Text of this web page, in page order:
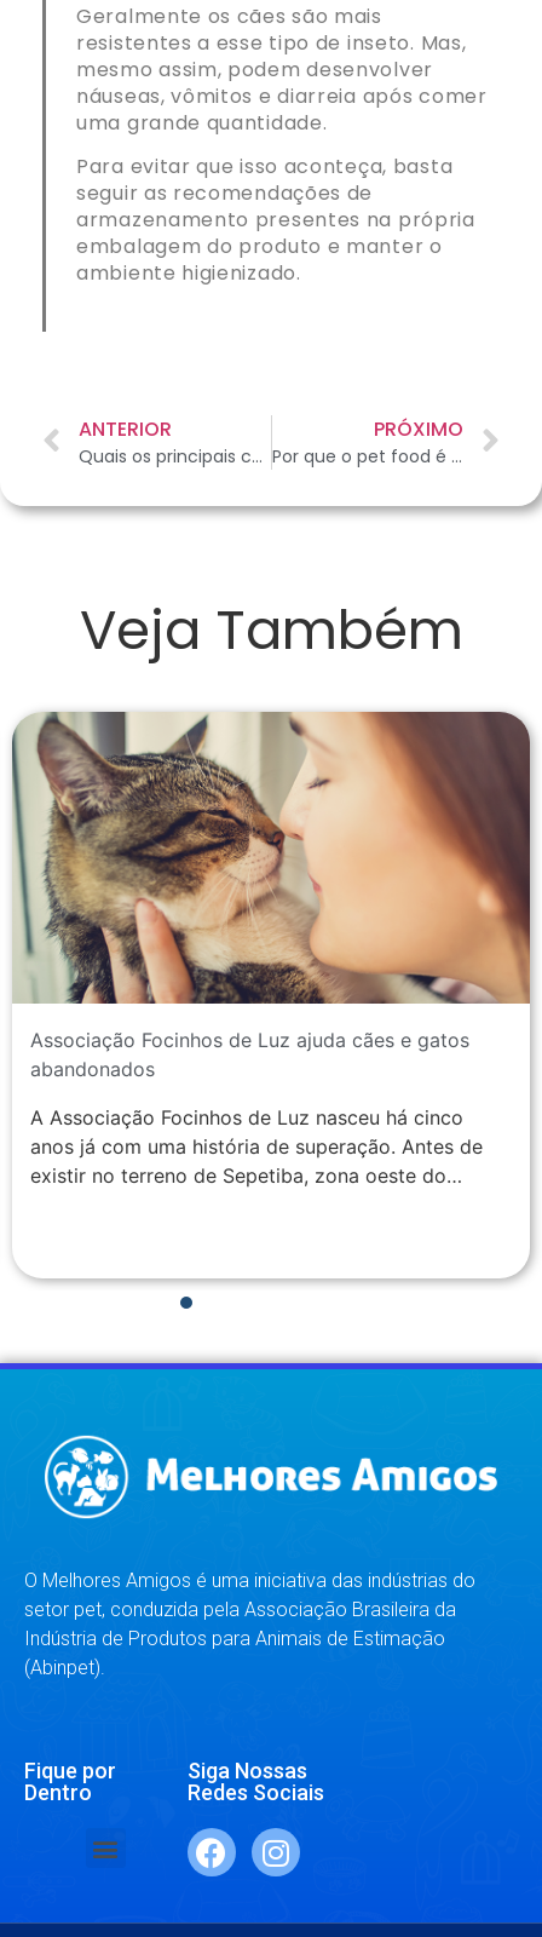
Geralmente os cães são mais
resistentes a esse tipo de inseto. Mas,
mesmo assim, podem desenvolver
náuseas, vômitos e diarreia após comer
uma grande quantidade.
Para evitar que isso aconteça, basta
seguir as recomendações de
armazenamento presentes na própria
embalagem do produto e manter o
ambiente higienizado.
ANTERIOR
Quais os principais cuidados com as aves durante o outono?
PRÓXIMO
Por que o pet food é uma boa opção para alimentar seu animal de estimação?
Veja Também
Associação Focinhos de Luz ajuda cães e gatos
abandonados
A Associação Focinhos de Luz nasceu há cinco
anos já com uma história de superação. Antes de
existir no terreno de Sepetiba, zona oeste do…
O Melhores Amigos é uma iniciativa das indústrias do
setor pet, conduzida pela Associação Brasileira da
Indústria de Produtos para Animais de Estimação
(Abinpet).
Fique por
Dentro
Siga Nossas
Redes Sociais